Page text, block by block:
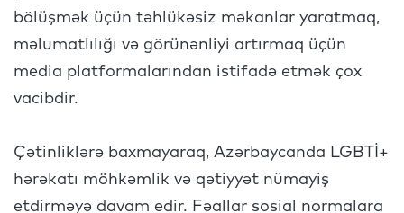
bölüşmək üçün təhlükəsiz məkanlar yaratmaq,
məlumatlılığı və görünənliyi artırmaq üçün
media platformalarından istifadə etmək çox
vacibdir.
Çətinliklərə baxmayaraq, Azərbaycanda LGBTİ+
hərəkatı möhkəmlik və qətiyyət nümayiş
etdirməyə davam edir. Fəallar sosial normalara